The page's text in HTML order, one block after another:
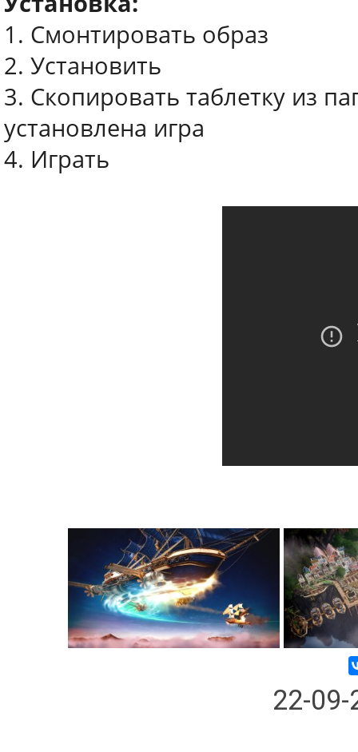
1. Смонтировать образ
2. Установить
3. Скопировать таблетку из
установлена игра
4. Играть
22-